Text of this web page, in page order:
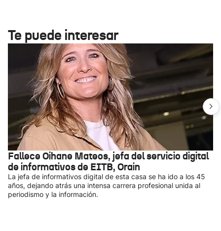
Te puede interesar
Fallece Oihane Mateos, jefa del servicio digital
de informativos de EITB, Orain
La jefa de informativos digital de esta casa se ha ido a los 45
años, dejando atrás una intensa carrera profesional unida al
periodismo y la información.